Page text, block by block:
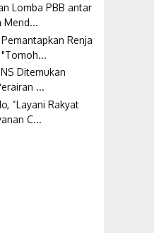
Lomba PBB antar
Mend...
Renja
"Tomoh...
Ditemukan
...
“Layani Rakyat
C...